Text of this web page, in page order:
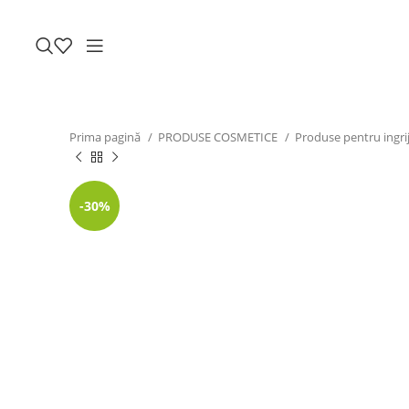
Prima pagină PRODUSE COSMETICE Produse pentru
-30%